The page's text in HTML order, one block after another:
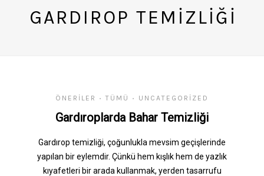
GARDIROP TEMIZLIĞI
ÖNERILER • TÜMÜ • UNCATEGORIZED
Gardıroplarda Bahar Temizliği
Gardırop temizliği, çoğunlukla mevsim geçişlerinde
yapılan bir eylemdir. Çünkü hem kışlık hem de yazlık
kıyafetleri bir arada kullanmak, yerden tasarrufu